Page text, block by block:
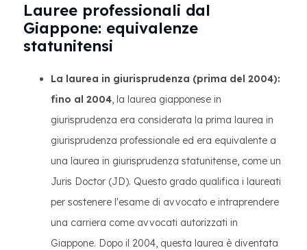
Lauree professionali dal
Giappone: equivalenze
statunitensi
La laurea in giurisprudenza (prima del 2004):
fino al 2004, la laurea giapponese in
giurisprudenza era considerata la prima laurea in
giurisprudenza professionale ed era equivalente a
una laurea in giurisprudenza statunitense, come un
Juris Doctor (JD). Questo grado qualifica i laureati
per sostenere l'esame di avvocato e intraprendere
una carriera come avvocati autorizzati in
Giappone. Dopo il 2004, questa laurea è diventata